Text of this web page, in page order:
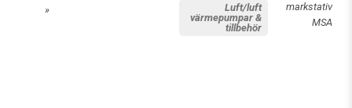
»
Luft/luft
värmepumpar &
tillbehör
markstativ
MSA